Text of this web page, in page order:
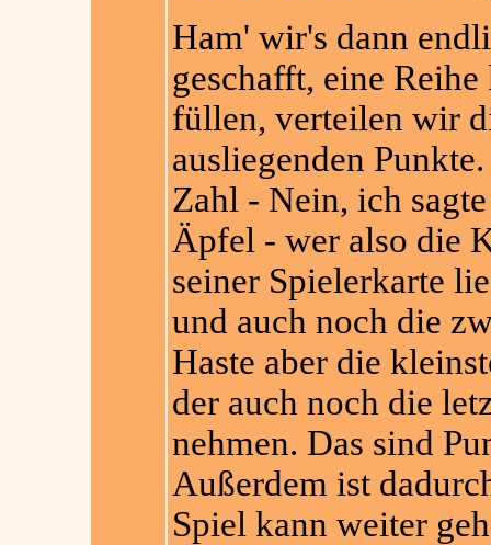
Ham' wir's dann
geschafft, eine
füllen, verteilen wir
ausliegenden
Zahl - Nein, ich
Äpfel - wer also die
seiner Spielerkarte
und auch noch die
Haste aber die
der auch noch die
nehmen. Das sind
Außerdem ist
Spiel kann weiter